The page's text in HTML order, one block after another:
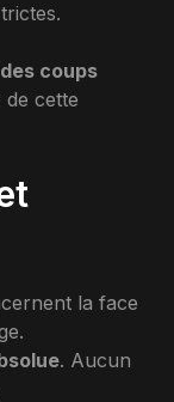
coups
cette
la face
. Aucun